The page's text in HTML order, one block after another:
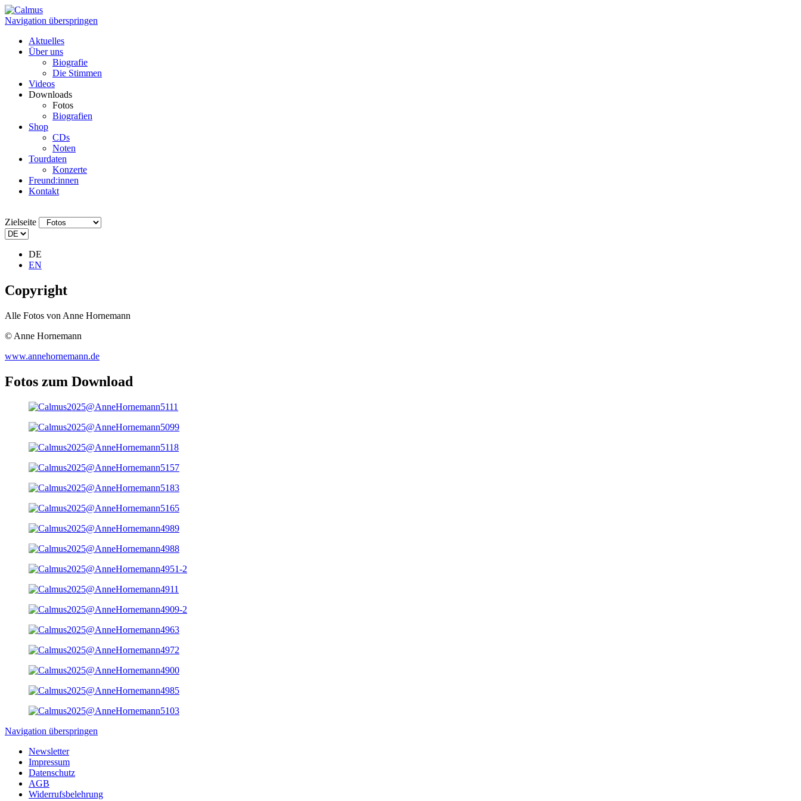
Navigation überspringen
Aktuelles
Über uns
Biografie
Die Stimmen
Videos
Downloads
Fotos
Biografien
Shop
CDs
Noten
Tourdaten
Konzerte
Freund:innen
Kontakt
Zielseite
DE
EN
Copyright
Alle Fotos von Anne Hornemann
© Anne Hornemann
www.annehornemann.de
Fotos zum Download
Navigation überspringen
Newsletter
Impressum
Datenschutz
AGB
Widerrufsbelehrung